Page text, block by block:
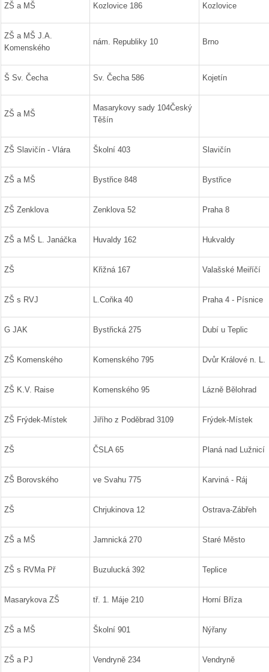
ZŠ a MŠ Kozlovice 186 Kozlovice
ZŠ a MŠ J.A.
Komenského
nám. Republiky 10 Brno
Š Sv. Čecha Sv. Čecha 586 Kojetín
ZŠ a MŠ
Masarykovy sady 104Český
Těšín
ZŠ Slavičín - Vlára Školní 403 Slavičín
ZŠ a MŠ Bystřice 848 Bystřice
ZŠ Zenklova Zenklova 52 Praha 8
ZŠ a MŠ L. Janáčka Huvaldy 162 Hukvaldy
ZŠ Křižná 167 Valašské Meiříčí
ZŠ s RVJ L.Coňka 40 Praha 4 - Písnice
G JAK Bystřická 275 Dubí u Teplic
ZŠ Komenského Komenského 795 Dvůr Králové n. L.
ZŠ K.V. Raise Komenského 95 Lázně Bělohrad
ZŠ Frýdek-Místek Jiřího z Poděbrad 3109 Frýdek-Místek
ZŠ ČSLA 65 Planá nad Lužnicí
ZŠ Borovského ve Svahu 775 Karviná - Ráj
ZŠ Chrjukinova 12 Ostrava-Zábřeh
ZŠ a MŠ Jamnická 270 Staré Město
ZŠ s RVMa Př Buzulucká 392 Teplice
Masarykova ZŠ tř. 1. Máje 210 Horní Bříza
ZŠ a MŠ Školní 901 Nýřany
ZŠ a PJ Vendryně 234 Vendryně